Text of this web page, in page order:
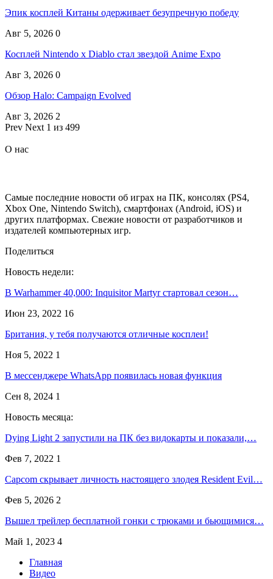
Эпик косплей Китаны одерживает безупречную победу
Авг 5, 2026 0
Косплей Nintendo x Diablo стал звездой Anime Expo
Авг 3, 2026 0
Обзор Halo: Campaign Evolved
Авг 3, 2026 2
Prev Next 1 из 499
О нас
Самые последние новости об играх на ПК, консолях (PS4,
Xbox One, Nintendo Switch), смартфонах (Android, iOS) и
других платформах. Свежие новости от разработчиков и
издателей компьютерных игр.
Поделиться
Новость недели:
В Warhammer 40,000: Inquisitor Martyr стартовал сезон…
Июн 23, 2022 16
Британия, у тебя получаются отличные косплеи!
Ноя 5, 2022 1
В мессенджере WhatsApp появилась новая функция
Сен 8, 2024 1
Новость месяца:
Dying Light 2 запустили на ПК без видокарты и показали,…
Фев 7, 2022 1
Capcom скрывает личность настоящего злодея Resident Evil…
Фев 5, 2026 2
Вышел трейлер бесплатной гонки с трюками и бьющимися…
Май 1, 2023 4
Главная
Видео